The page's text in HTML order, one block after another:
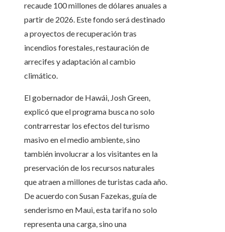
recaude 100 millones de dólares anuales a
partir de 2026. Este fondo será destinado
a proyectos de recuperación tras
incendios forestales, restauración de
arrecifes y adaptación al cambio
climático.
El gobernador de Hawái, Josh Green,
explicó que el programa busca no solo
contrarrestar los efectos del turismo
masivo en el medio ambiente, sino
también involucrar a los visitantes en la
preservación de los recursos naturales
que atraen a millones de turistas cada año.
De acuerdo con Susan Fazekas, guía de
senderismo en Maui, esta tarifa no solo
representa una carga, sino una